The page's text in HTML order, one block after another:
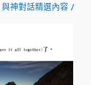
與神對話精選內容 /